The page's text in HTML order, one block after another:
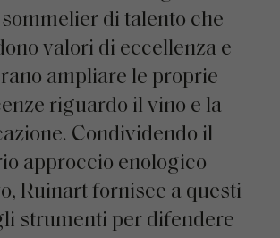
di talento che
valori di eccellenza e
ampliare le proprie
riguardo il vino e la
Condividendo il
approccio enologico
Ruinart fornisce a questi
strumenti per difendere